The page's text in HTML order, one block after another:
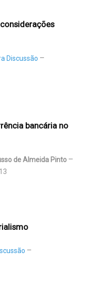
Discussão
bancária no
de Almeida Pinto